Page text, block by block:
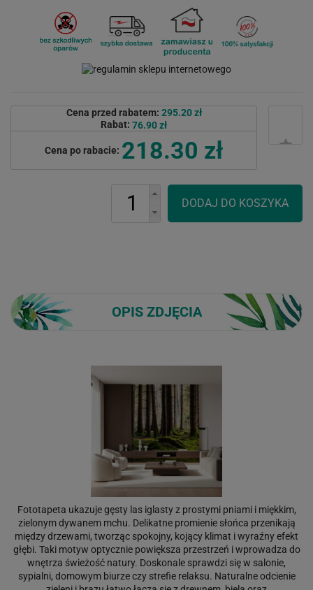
Cena przed rabatem: 295.20 zł
Rabat: 76.90 zł
Cena po rabacie: 218.30 zł
OPIS ZDJĘCIA
Fototapeta ukazuje gęsty las iglasty z prostymi pniami i miękkim,
zielonym dywanem mchu. Delikatne promienie słońca przenikają
między drzewami, tworząc spokojny, kojący klimat i wyraźny efekt
głębi. Taki motyw optycznie powiększa przestrzeń i wprowadza do
wnętrza świeżość natury. Doskonale sprawdzi się w salonie,
sypialni, domowym biurze czy strefie relaksu. Naturalne odcienie